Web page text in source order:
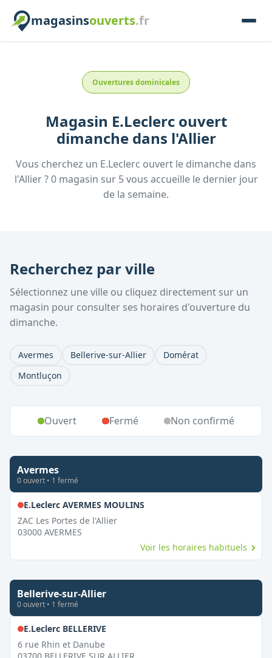
magasinsouverts.fr
Ouvertures dominicales
Magasin E.Leclercouvert
dimanche dans l'Allier
Vous cherchez un E.Leclerc ouvert le dimanche dans
l'Allier?0 magasin sur 5 vous accueillele dernier jour
de la semaine.
Recherchez par ville
Sélectionnez une ville ou cliquez directement sur un
magasin pour consulter ses horaires d'ouverture du
dimanche.
Avermes Bellerive-sur-Allier
Domérat
Montluçon
Ouvert Fermé Non confirmé
Avermes
0ouvert • 1 fermé
E.Leclerc AVERMES MOULINS,
ZAC Les Portes de l'Allier
03000 AVERMES
Voir les horaires habituels
Bellerive-sur-Allier
0ouvert • 1 fermé
E.Leclerc BELLERIVE,
6 rue Rhin et Danube